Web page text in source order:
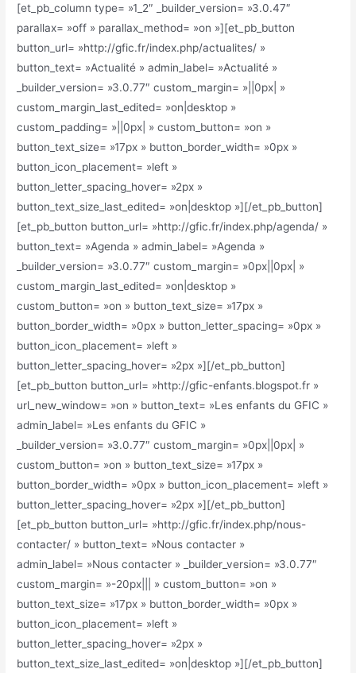
[et_pb_column type= »1_2″ _builder_version= »3.0.47″
parallax= »off » parallax_method= »on »][et_pb_button
button_url= »http://gfic.fr/index.php/actualites/ »
button_text= »Actualité » admin_label= »Actualité »
_builder_version= »3.0.77″ custom_margin= »||0px| »
custom_margin_last_edited= »on|desktop »
custom_padding= »||0px| » custom_button= »on »
button_text_size= »17px » button_border_width= »0px »
button_icon_placement= »left »
button_letter_spacing_hover= »2px »
button_text_size_last_edited= »on|desktop »][/et_pb_button]
[et_pb_button button_url= »http://gfic.fr/index.php/agenda/ »
button_text= »Agenda » admin_label= »Agenda »
_builder_version= »3.0.77″ custom_margin= »0px||0px| »
custom_margin_last_edited= »on|desktop »
custom_button= »on » button_text_size= »17px »
button_border_width= »0px » button_letter_spacing= »0px »
button_icon_placement= »left »
button_letter_spacing_hover= »2px »][/et_pb_button]
[et_pb_button button_url= »http://gfic-enfants.blogspot.fr »
url_new_window= »on » button_text= »Les enfants du GFIC »
admin_label= »Les enfants du GFIC »
_builder_version= »3.0.77″ custom_margin= »0px||0px| »
custom_button= »on » button_text_size= »17px »
button_border_width= »0px » button_icon_placement= »left »
button_letter_spacing_hover= »2px »][/et_pb_button]
[et_pb_button button_url= »http://gfic.fr/index.php/nous-
contacter/ » button_text= »Nous contacter »
admin_label= »Nous contacter » _builder_version= »3.0.77″
custom_margin= »-20px||| » custom_button= »on »
button_text_size= »17px » button_border_width= »0px »
button_icon_placement= »left »
button_letter_spacing_hover= »2px »
button_text_size_last_edited= »on|desktop »][/et_pb_button]